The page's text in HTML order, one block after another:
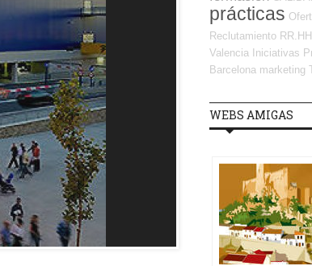
prácticas
Reclutamiento RR.HH.
Valencia Iniciativas
Barcelona marketing
WEBS AMIGAS